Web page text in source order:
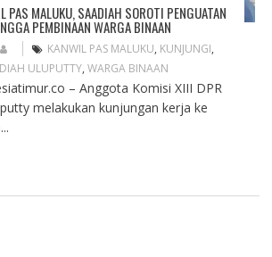
PAS MALUKU, SAADIAH SOROTI PENGUATAN
PEMBINAAN WARGA BINAAN
KANWIL PAS MALUKU, KUNJUNGI,
ULUPUTTY, WARGA BINAAN
– Anggota Komisi XIII DPR
melakukan kunjungan kerja ke